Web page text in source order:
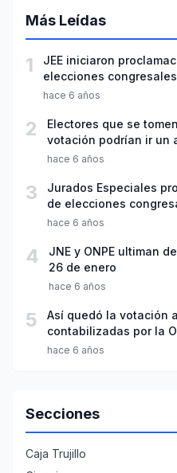
Más Leídas
1
JEE iniciaron proclamación de
elecciones congresales
hace 6 años
2
Electores que se
votación podrían ir un
hace 6 años
3
Jurados Especiales
de elecciones
hace 6 años
4
JNE y ONPE ultiman
26 de enero
hace 6 años
5
Así quedó la votación
contabilizadas por la
hace 6 años
Secciones
Caja Trujillo